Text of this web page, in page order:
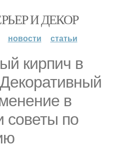
И ДЕКОР
новости статьи
кирпич в
в
советы по